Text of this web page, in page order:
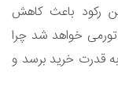
رکود باعث کاهش
خواهد شد چرا
قدرت خرید برسد و